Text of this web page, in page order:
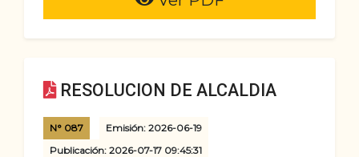
RESOLUCION DE ALCALDIA
N° 087
Emisión: 2026-06-19
Publicación: 2026-07-17 09:45:31